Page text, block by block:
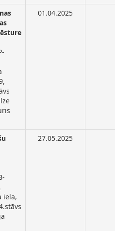
01.04.2025
iela,
27.05.2025